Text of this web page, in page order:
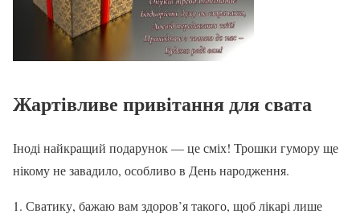
Жартівливе привітання для свата
Іноді найкращий подарунок — це сміх! Трошки гумору ще
нікому не завадило, особливо в День народження.
Сватику, бажаю вам здоров’я такого, щоб лікарі лише